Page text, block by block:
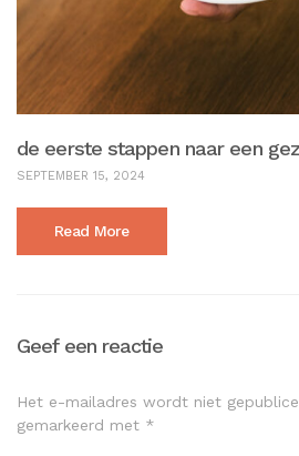
de eerste stappen naar een
SEPTEMBER 15, 2024
Read More
Geef een reactie
Het e-mailadres wordt niet
gemarkeerd met *